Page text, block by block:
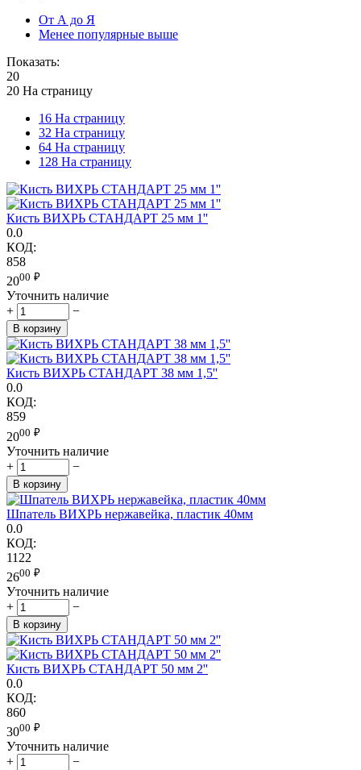
От А до Я
Менее популярные выше
Показать:
20
20 На страницу
16 На страницу
32 На страницу
64 На страницу
128 На страницу
Кисть ВИХРЬ СТАНДАРТ 25 мм 1''
0.0
КОД:
858
2000 ₽
Уточнить наличие
+
−
В корзину
Кисть ВИХРЬ СТАНДАРТ 38 мм 1,5''
0.0
КОД:
859
2000 ₽
Уточнить наличие
+
−
В корзину
Шпатель ВИХРЬ нержавейка, пластик 40мм
0.0
КОД:
1122
2600 ₽
Уточнить наличие
+
−
В корзину
Кисть ВИХРЬ СТАНДАРТ 50 мм 2''
0.0
КОД:
860
3000 ₽
Уточнить наличие
+
−